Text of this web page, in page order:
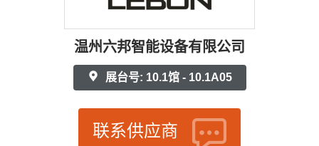
温州六邦智能设备有限公司
展台号: 10.1馆 - 10.1A05
联系供应商